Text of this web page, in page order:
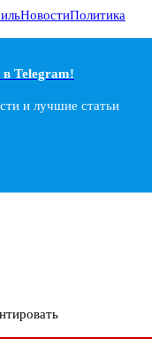
НовостиПолитика
Telegram!
и лучшие статьи